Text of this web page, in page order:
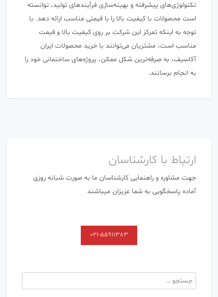
تکنولوژی‌های پیشرفته و بهینه‌سازی فرآیندهای تولید، توانسته
است محصولات با کیفیت بالا را با قیمتی مناسب ارائه دهد. با
توجه به اینکه تمرکز این شرکت بر روی کیفیت بالا و قیمت
مناسب است، مشتریان می‌توانند با خرید محصولات ایران
آکاسیف، به صرفه‌ترین شکل ممکن، پروژه‌های ساختمانی خود را
به انجام برسانند.
ارتباط با کارشناسان
جهت مشاوره و راهنمایی کارشناسان ما به صورت شبانه روزی
آماده پاسخگویی به شما عزیزان میباشند
021-55911383
جستجو
برای: